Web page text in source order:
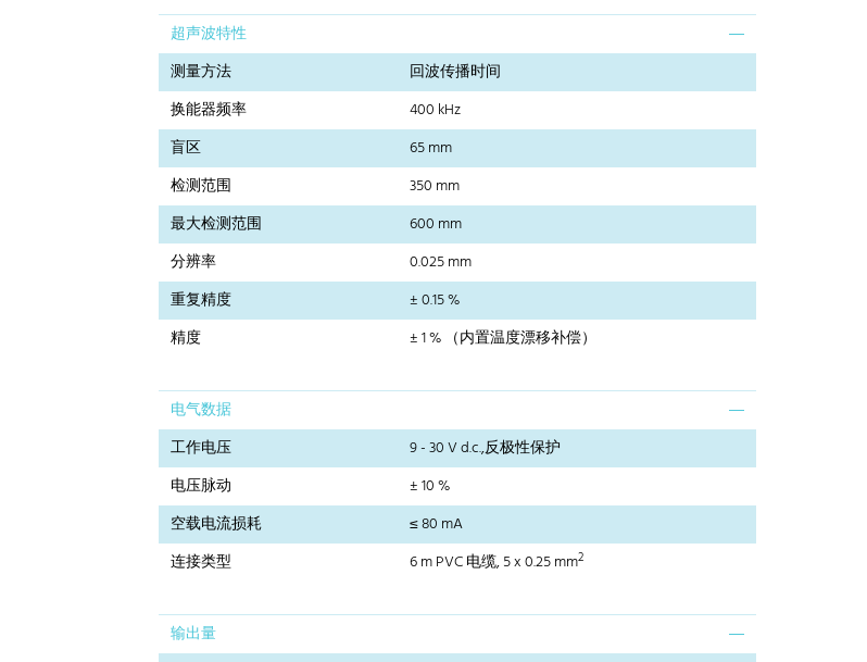
超声波特性
测量方法
回波传播时间
换能器频率
400 kHz
盲区
65 mm
检测范围
350 mm
最大检测范围
600 mm
分辨率
0.025 mm
重复精度
± 0.15 %
精度
± 1 % （内置温度漂移补偿）
电气数据
工作电压
9 - 30 V d.c.,反极性保护
电压脉动
± 10 %
空载电流损耗
≤ 80 mA
连接类型
6 m PVC 电缆, 5 x 0.25 mm2
输出量